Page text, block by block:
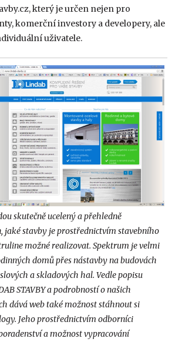
který je určen nejen pro
komerční investory a developery, ale
uživatele.
skutečně ucelený a přehledně
jaké stavby je prostřednictvím stavebního
možné realizovat. Spektrum je velmi
domů přes nástavby na budovách
a skladových hal. Vedle popisu
STAVBY a podrobností o našich
dává web také možnost stáhnout si
Jeho prostřednictvím odborníci
a možnost vypracování